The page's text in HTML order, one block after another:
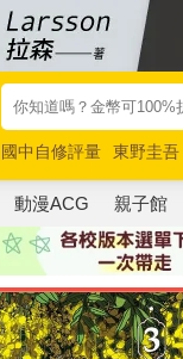
國中自修評量 東野圭吾
唯紅花綻放
奧德賽 路
動漫ACG 親子館